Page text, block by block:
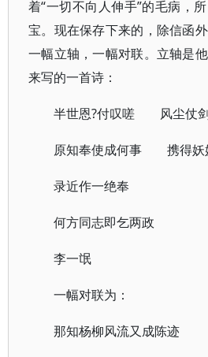
着“一切不向人伸手”的毛病，
宝。现在保存下来的，除信函
一幅立轴，一幅对联。立轴是
来写的一首诗：
半世恩?付叹嗟 风尘仗
原知奉使成何事 携得妖
录近作一绝奉
何方同志即乞两政
李一氓
一幅对联为：
那知杨柳风流又成陈迹